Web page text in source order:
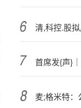
首席发{声}